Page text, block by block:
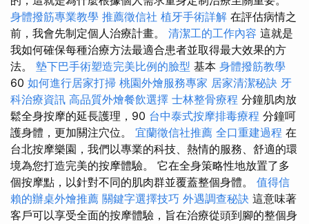
身體撥筋專業教學 推薦徵信社 植牙手術詳解 在評估病情之
前，我會先制定個人治療計畫。 清潔工的工作內容 這就是
我如何確保每種治療方法最適合患者並取得最大效果的方
法。 墊下巴手術塑造完美比例的臉型 基本 身體撥筋教學
60 如何進行居家打掃 桃園外燴服務專家 居家清潔秘訣 牙
科治療資訊 高品質外燴餐飲選擇 士林整骨療程 分鐘肌肉放
鬆全身按摩的延長護理，90 台中泰式按摩排毒療程 分鐘呵
護身體，更加關注穴位。 宜蘭徵信社推薦 全口重建過程 在
台北按摩樂園，我們以專業的科技、熱情的服務、舒適的環
境為您打造完美的按摩體驗。 它在全身策略性地放置了多
個按摩點，以針對不同的肌肉群並覆蓋整個身體。 值得信
賴的辦桌外燴推薦 關鍵字選擇技巧 外遇調查秘訣 這意味著
客戶可以享受全面的按摩體驗，旨在治療從頭到腳的整個身